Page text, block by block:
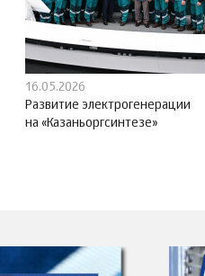
16.05.2026
Развитие электрогенерации
на «Казаньоргсинтезе»